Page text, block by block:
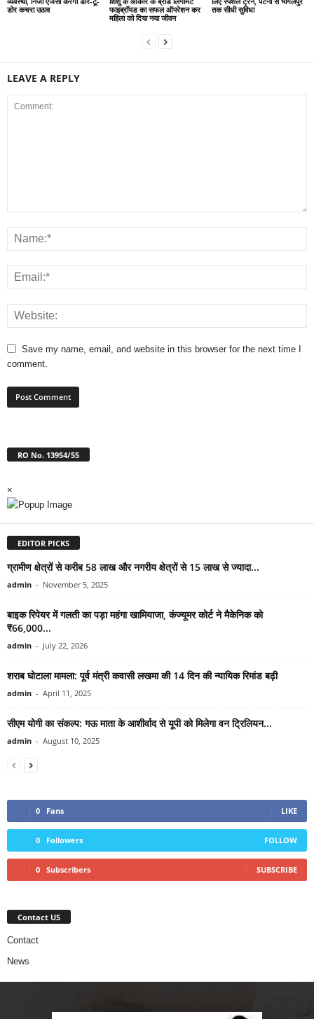
डोर कचरा उठाव
फाइब्रॉयड का सफल ऑपरेशन कर
महिला को दिया नया जीवन
तक सीधी सुविधा
LEAVE A REPLY
Save my name, email, and website in this browser for the next time I
comment.
RO No. 13954/55
×
EDITOR PICKS
ग्रामीण क्षेत्रों से करीब 58 लाख और नगरीय क्षेत्रों से 15 लाख से ज्यादा...
admin - November 5, 2025
बाइक रिपेयर में गलती का पड़ा महंगा खामियाजा, कंज्यूमर कोर्ट ने मैकेनिक को
₹66,000...
admin - July 22, 2026
शराब घोटाला मामला: पूर्व मंत्री कवासी लखमा की 14 दिन की न्यायिक रिमांड बढ़ी
admin - April 11, 2025
सीएम योगी का संकल्प: गऊ माता के आशीर्वाद से यूपी को मिलेगा वन ट्रिलियन...
admin - August 10, 2025
0 Fans LIKE
0 Followers FOLLOW
0 Subscribers SUBSCRIBE
Contact US
Contact
News